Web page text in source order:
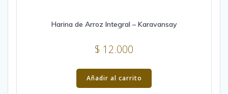
Harina de Arroz Integral – Karavansay
$ 12.000
Añadir al carrito